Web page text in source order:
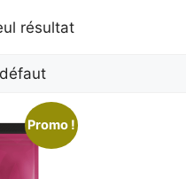
résultat
Promo !